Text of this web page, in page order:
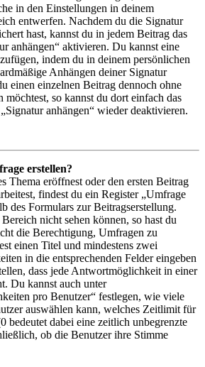
in den Einstellungen in deinem
entwerfen. Nachdem du die Signatur
hast, kannst du in jedem Beitrag das
anhängen“ aktivieren. Du kannst eine
indem du in deinem persönlichen
Anhängen deiner Signatur
einen einzelnen Beitrag dennoch ohne
möchtest, so kannst du dort einfach das
anhängen“ wieder deaktivieren.
erstellen?
Thema eröffnest oder den ersten Beitrag
findest du ein Register „Umfrage
des Formulars zur Beitragserstellung.
nicht sehen können, so hast du
die Berechtigung, Umfragen zu
einen Titel und mindestens zwei
in die entsprechenden Felder eingeben
dass jede Antwortmöglichkeit in einer
Du kannst auch unter
pro Benutzer“ festlegen, wie viele
auswählen kann, welches Zeitlimit für
bedeutet dabei eine zeitlich unbegrenzte
ob die Benutzer ihre Stimme